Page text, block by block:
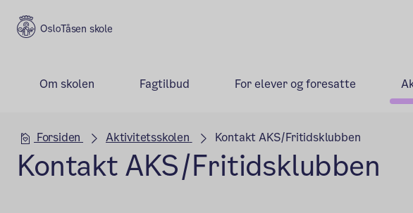
Tåsen skole
Om skolen Fagtilbud For elever og foresatte
Hovedseksjon
Forsiden Aktivitetsskolen Kontakt AKS/Fritidsklubben
Kontakt AKS/Fritidsklubben